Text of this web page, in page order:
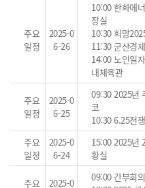
주요
일정
2025-0
6-26
10:00 한화에
장실
10:30 희망
11:30 군산경
14:00 노인일
내체육관
주요
일정
2025-0
6-25
09:30 2025년
코
10:30 6.25전
주요
일정
2025-0
6-24
15:00 2025년
황실
주요 2025-0
09:00 간부회